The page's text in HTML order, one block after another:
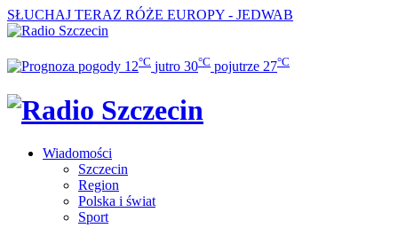
SŁUCHAJ TERAZ RÓŻE EUROPY - JEDWAB
12°C jutro 30°C pojutrze 27°C
Wiadomości
Szczecin
Region
Polska i świat
Sport